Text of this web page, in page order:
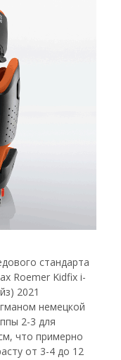
стандарта
Roemer Kidfix i-
2021
немецкой
2-3 для
что примерно
от 3-4 до 12